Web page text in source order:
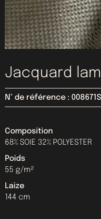
Jacquard
N° de référence :
Composition
68% SOIE 32% POLYESTER
Poids
55 g/m²
Laize
144 cm